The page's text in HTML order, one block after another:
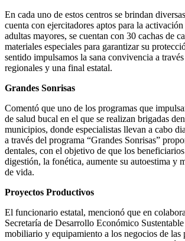
En cada uno de estos centros se brindan
cuenta con ejercitadores aptos para la activación
adultas mayores, se cuentan con 30 cachas de
materiales especiales para garantizar su
sentido impulsamos la sana convivencia a
regionales y una final estatal.
Grandes Sonrisas
Comentó que uno de los programas que
de salud bucal en el que se realizan brigadas
municipios, donde especialistas llevan a cabo
a través del programa “Grandes Sonrisas”
dentales, con el objetivo de que los
digestión, la fonética, aumente su autoestima y
de vida.
Proyectos Productivos
El funcionario estatal, mencionó que en
Secretaría de Desarrollo Económico
mobiliario y equipamiento a los negocios de las